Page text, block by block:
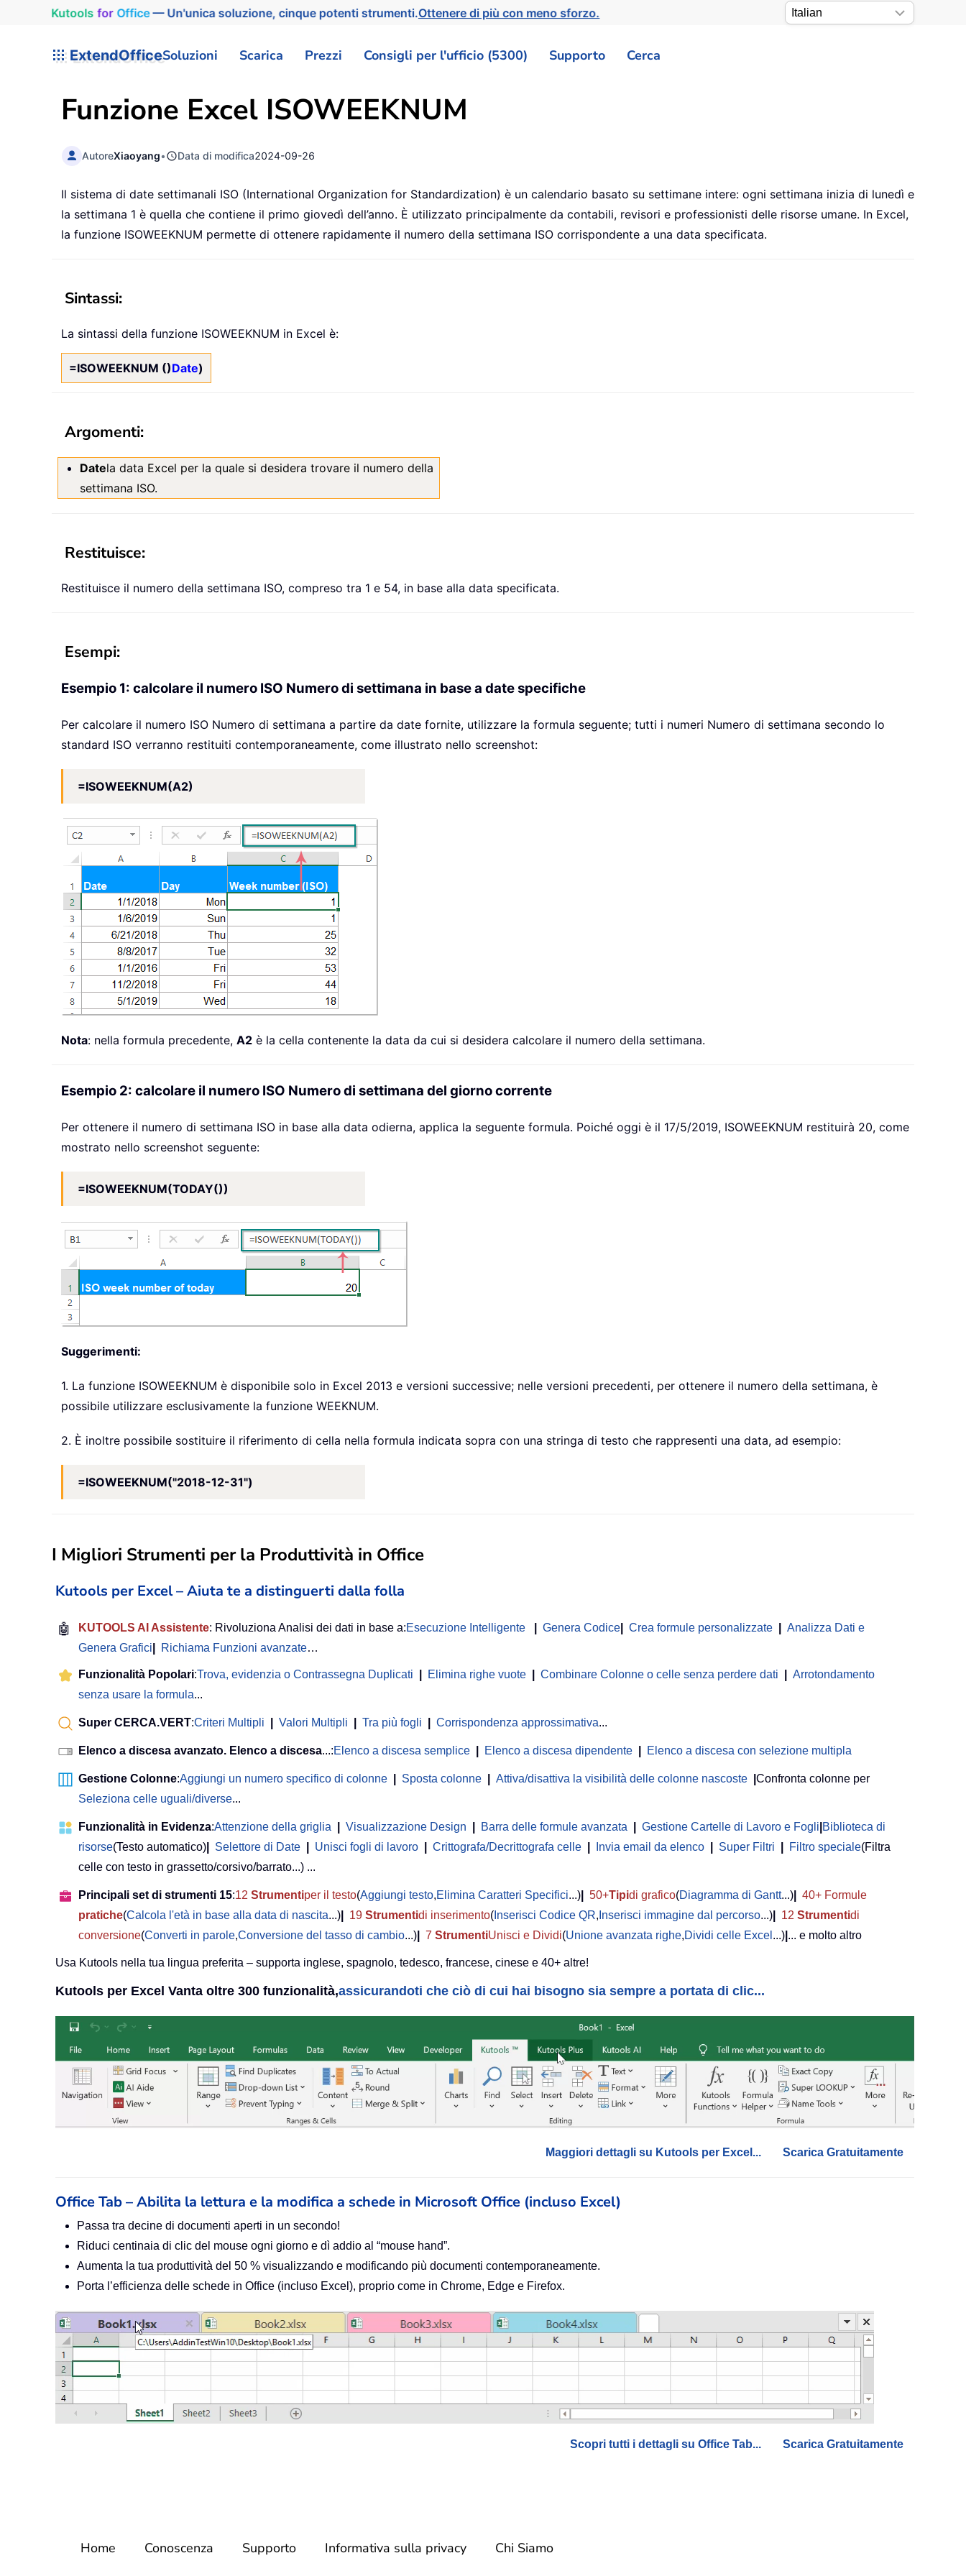
Kutools for Office— Un'unica soluzione, cinque potenti strumenti.Ottenere di più con meno sforzo.
ExtendOfficeSoluzioni Scarica Prezzi Consigli per l'ufficio (5300) Supporto Cerca
Funzione Excel ISOWEEKNUM
AutoreXiaoyang• Data di modifica2024-09-26
Il sistema di date settimanali ISO (International Organization for Standardization) è un calendario basato su settimane intere: ogni settimana inizia di lunedì e
la settimana 1 è quella che contiene il primo giovedì dell’anno. È utilizzato principalmente da contabili, revisori e professionisti delle risorse umane. In Excel,
la funzione ISOWEEKNUM permette di ottenere rapidamente il numero della settimana ISO corrispondente a una data specificata.
Sintassi:
La sintassi della funzione ISOWEEKNUM in Excel è:
=ISOWEEKNUM ()Date)
Argomenti:
Datela data Excel per la quale si desidera trovare il numero della
settimana ISO.
Restituisce:
Restituisce il numero della settimana ISO, compreso tra 1 e 54, in base alla data specificata.
Esempi:
Esempio 1: calcolare il numero ISO Numero di settimana in base a date specifiche
Per calcolare il numero ISO Numero di settimana a partire da date fornite, utilizzare la formula seguente; tutti i numeri Numero di settimana secondo lo
standard ISO verranno restituiti contemporaneamente, come illustrato nello screenshot:
=ISOWEEKNUM(A2)
Nota: nella formula precedente, A2 è la cella contenente la data da cui si desidera calcolare il numero della settimana.
Esempio 2: calcolare il numero ISO Numero di settimana del giorno corrente
Per ottenere il numero di settimana ISO in base alla data odierna, applica la seguente formula. Poiché oggi è il 17/5/2019, ISOWEEKNUM restituirà 20, come
mostrato nello screenshot seguente:
=ISOWEEKNUM(TODAY())
Suggerimenti:
1. La funzione ISOWEEKNUM è disponibile solo in Excel 2013 e versioni successive; nelle versioni precedenti, per ottenere il numero della settimana, è
possibile utilizzare esclusivamente la funzione WEEKNUM.
2. È inoltre possibile sostituire il riferimento di cella nella formula indicata sopra con una stringa di testo che rappresenti una data, ad esempio:
=ISOWEEKNUM("2018-12-31")
I Migliori Strumenti per la Produttività in Office
Kutools per Excel – Aiuta te a distinguerti dalla folla
🤖 KUTOOLS AI Assistente: Rivoluziona Analisi dei dati in base a:Esecuzione Intelligente Genera Codice Crea formule personalizzate
Analizza Dati e
Genera Grafici
Richiama Funzioni avanzate…
Funzionalità Popolari:Trova, evidenzia o Contrassegna Duplicati Elimina righe vuote Combinare Colonne o celle senza perdere dati
Arrotondamento
senza usare la formula...
Super CERCA.VERT:Criteri Multipli Valori Multipli Tra più fogli Corrispondenza approssimativa...
Elenco a discesa avanzato. Elenco a discesa...:Elenco a discesa semplice Elenco a discesa dipendente Elenco a discesa con selezione multipla
Gestione Colonne:Aggiungi un numero specifico di colonne Sposta colonne Attiva/disattiva la visibilità delle colonne nascoste
Confronta colonne per
Seleziona celle uguali/diverse...
Funzionalità in Evidenza:Attenzione della griglia Visualizzazione Design Barra delle formule avanzata Gestione Cartelle di Lavoro e Fogli Biblioteca di
risorse(Testo automatico) Selettore di Date Unisci fogli di lavoro Crittografa/Decrittografa celle Invia email da elenco Super Filtri Filtro speciale(Filtra
celle con testo in grassetto/corsivo/barrato...) ...
Principali set di strumenti 15:12 Strumentiper il testo(Aggiungi testo,Elimina Caratteri Specifici...) 50+Tipidi grafico(Diagramma di Gantt...)
40+ Formule
pratiche(Calcola l'età in base alla data di nascita...) 19 Strumentidi inserimento( Inserisci Codice QR, Inserisci immagine dal percorso...) 12 Strumentidi
conversione(Converti in parole,Conversione del tasso di cambio...) 7 StrumentiUnisci e Dividi(Unione avanzata righe,Dividi celle Excel ...) ... e molto altro
Usa Kutools nella tua lingua preferita – supporta inglese, spagnolo, tedesco, francese, cinese e 40+ altre!
Kutools per Excel Vanta oltre 300 funzionalità,assicurandoti che ciò di cui hai bisogno sia sempre a portata di clic...
Maggiori dettagli su Kutools per Excel... Scarica Gratuitamente
Office Tab – Abilita la lettura e la modifica a schede in Microsoft Office (incluso Excel)
Passa tra decine di documenti aperti in un secondo!
Riduci centinaia di clic del mouse ogni giorno e dì addio al “mouse hand”.
Aumenta la tua produttività del 50 % visualizzando e modificando più documenti contemporaneamente.
Porta l’efficienza delle schede in Office (incluso Excel), proprio come in Chrome, Edge e Firefox.
Scopri tutti i dettagli su Office Tab... Scarica Gratuitamente
Home Conoscenza Supporto Informativa sulla privacy Chi Siamo